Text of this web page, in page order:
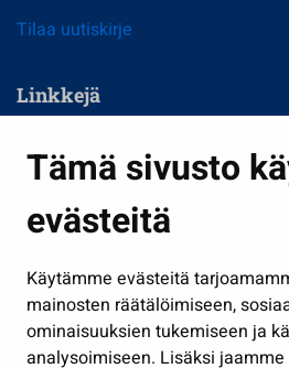
Tämä sivusto
evästeitä
Käytämme evästeitä
mainosten räätälöimiseen,
ominaisuuksien tukemiseen ja
analysoimiseen. Lisäksi
Tilaa uutiskirje
Linkkejä
Kasvatus ja opetus
Kulttuuri ja liikunta
Työ ja yrittäminen
Osallistu ja asioi